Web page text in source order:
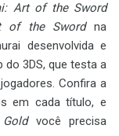
Art of the Sword
of the Swordna
desenvolvida e
do 3DS, que testa a
Confira a
em cada título, e
Goldvocê precisa